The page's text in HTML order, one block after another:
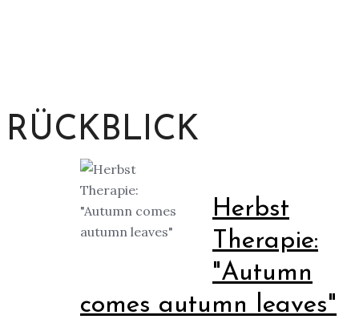
RÜCKBLICK
Herbst
Therapie:
"Autumn
comes autumn leaves"